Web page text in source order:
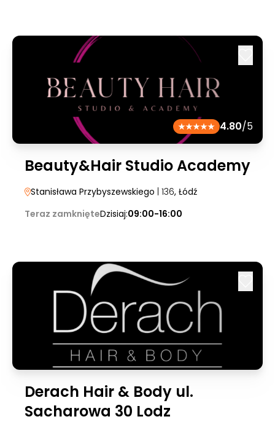
4.80/5
Beauty&Hair Studio Academy
Stanisława Przybyszewskiego | 136, Łódź
Teraz zamknięteDzisiaj:09:00-16:00
Derach Hair & Body ul.
Sacharowa 30 Lodz